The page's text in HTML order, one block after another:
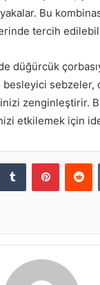
Bu
tercih
düğürcük
sebzeler,
zenginleştirir.
etkilemek için
Tumblr Pinterest